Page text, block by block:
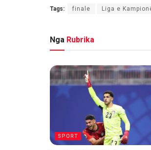
Tags: finale Liga e
Nga Rubrika
SPORT